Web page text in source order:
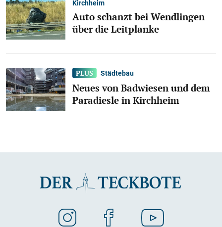
Kirchheim
Auto schanzt bei Wendlingen
über die Leitplanke
Städtebau
Neues von Badwiesen und dem
Paradiesle in Kirchheim